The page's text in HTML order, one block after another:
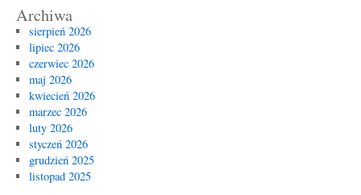
Archiwa
sierpień 2026
lipiec 2026
czerwiec 2026
maj 2026
kwiecień 2026
marzec 2026
luty 2026
styczeń 2026
grudzień 2025
listopad 2025